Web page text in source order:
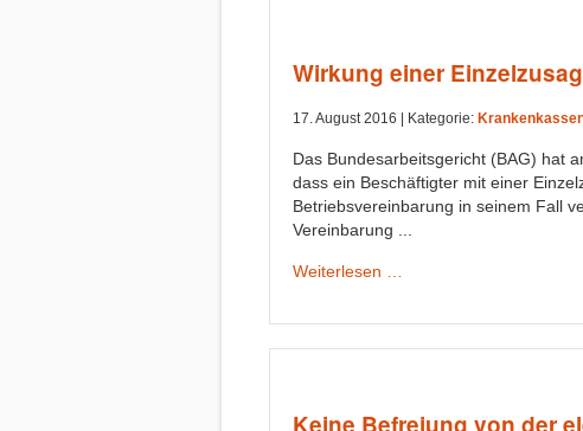
Wirkung einer
17. August 2016 | Kategorie:
Das Bundesarbeitsgericht (BAG) hat
dass ein Beschäftigter mit einer
Betriebsvereinbarung in seinem Fall
Vereinbarung ...
Weiterlesen …
Keine Befreiung von der